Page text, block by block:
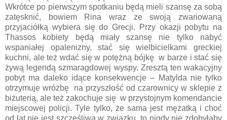
Wkrótce po pierwszym spotkaniu będą mieli szansę za sobą
zatęsknić, bowiem Rina wraz ze swoją zwariowaną
przyjaciółką wybiera się do Grecji. Przy okazji pobytu na
Thassos kobiety będą miały szansę nie tylko nabyć
wspaniałej opalenizny, stać się wielbicielkami greckiej
kuchni, ale też wdać się w potężną bójkę w barze i stać się
żywą legendą szmaragdowej wyspy. Zresztą ten wakacyjny
pobyt ma daleko idące konsekwencje – Matylda nie tylko
otrzymuje wróżbę na przyszłość od czarownicy w sklepie z
biżuterią, ale też zakochuje się w przystojnym komendancie
miejscowej policji. Tyle tylko, że sama jest mężatką i choć
od lat nie jest szczęśliwa w związku, to nigdy nie zdobyłaby